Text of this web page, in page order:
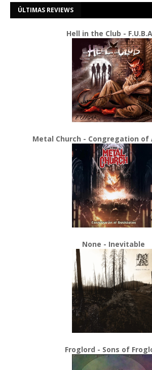
ÚLTIMAS REVIEWS
Hell in the Club -
Metal Church - Congregation of
None - Inevitable
Froglord - Sons of